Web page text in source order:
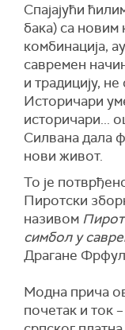
Спајајући
бака) са новим
комбинација,
савремен
и традицију,
Историчари
историчари...
Силвана дала
нови живот.
То је
Пиротски
називом
симбол у
Драгане
Модна прича
почетак и ток